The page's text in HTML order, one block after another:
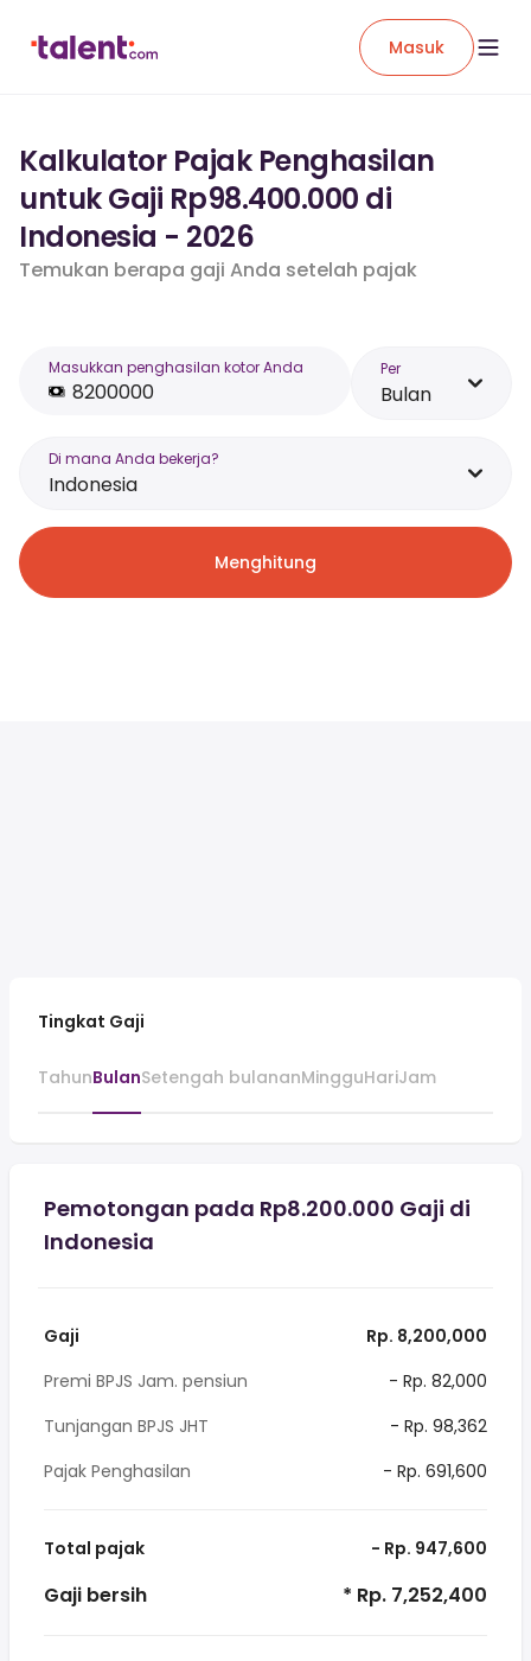
Masuk
Kalkulator Pajak Penghasilan
untuk Gaji Rp98.400.000 di
Indonesia - 2026
Temukan berapa gaji Anda setelah pajak
Masukkan penghasilan kotor Anda Per
Bulan
Di mana Anda bekerja?
Indonesia
Menghitung
Tingkat Gaji
TahunBulanSetengah bulananMingguHariJam
Pemotongan pada Rp8.200.000 Gaji di
Indonesia
Gaji
Rp. 8,200,000
Premi BPJS Jam. pensiun
- Rp. 82,000
Tunjangan BPJS JHT
- Rp. 98,362
Pajak Penghasilan
- Rp. 691,600
Total pajak - Rp. 947,600
Gaji bersih * Rp. 7,252,400